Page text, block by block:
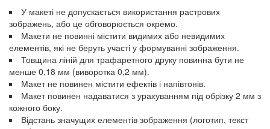
У макеті не допускається використання растрових
зображень, або це обговорюється окремо.
Макети не повинні містити видимих або невидимих
елементів, які не беруть участі у формуванні зображення.
Товщина ліній для трафаретного друку повинна бути не
менше 0,18 мм (виворотка 0,2 мм).
Макет не повинен містити ефектів і напівтонів.
Макет повинен надаватися з урахуванням під обрізку 2 мм з
кожного боку.
Відстань значущих елементів зображення (логотип, текст